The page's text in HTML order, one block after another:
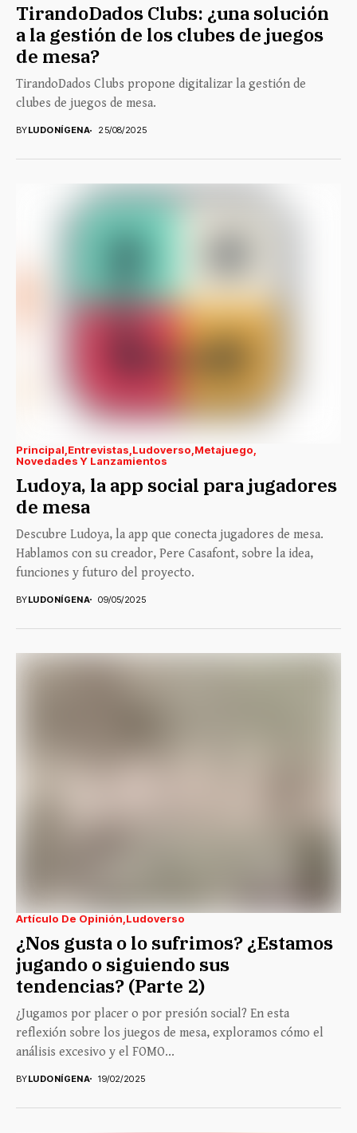
TirandoDados Clubs: ¿una solución
a la gestión de los clubes de juegos
de mesa?
TirandoDados Clubs propone digitalizar la gestión de
clubes de juegos de mesa.
BYLUDONÍGENA 25/08/2025
Principal Entrevistas Ludoverso Metajuego
Novedades Y Lanzamientos
Ludoya, la app social para jugadores
de mesa
Descubre Ludoya, la app que conecta jugadores de mesa.
Hablamos con su creador, Pere Casafont, sobre la idea,
funciones y futuro del proyecto.
BYLUDONÍGENA 09/05/2025
Artículo De Opinión Ludoverso
¿Nos gusta o lo sufrimos? ¿Estamos
jugando o siguiendo sus
tendencias? (Parte 2)
¿Jugamos por placer o por presión social? En esta
reflexión sobre los juegos de mesa, exploramos cómo el
análisis excesivo y el FOMO...
BYLUDONÍGENA 19/02/2025